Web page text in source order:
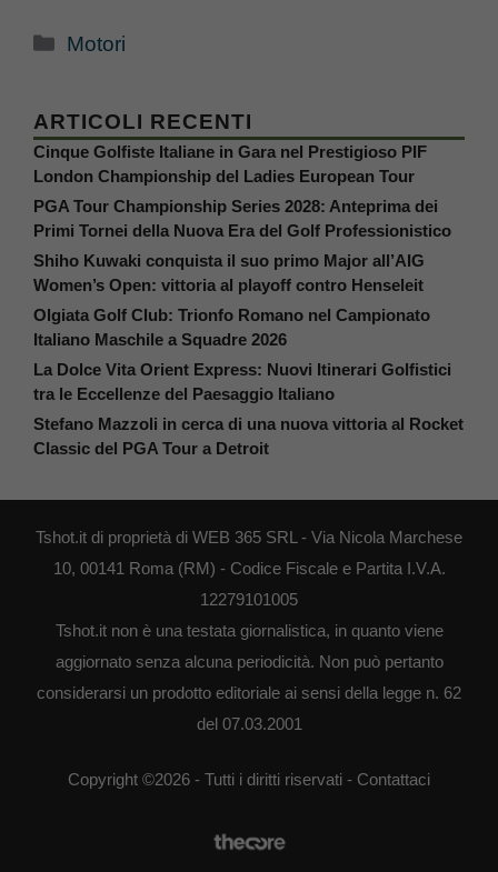
Categorie
Motori
ARTICOLI RECENTI
Cinque Golfiste Italiane in Gara nel Prestigioso PIF
London Championship del Ladies European Tour
PGA Tour Championship Series 2028: Anteprima dei
Primi Tornei della Nuova Era del Golf Professionistico
Shiho Kuwaki conquista il suo primo Major all’AIG
Women’s Open: vittoria al playoff contro Henseleit
Olgiata Golf Club: Trionfo Romano nel Campionato
Italiano Maschile a Squadre 2026
La Dolce Vita Orient Express: Nuovi Itinerari Golfistici
tra le Eccellenze del Paesaggio Italiano
Stefano Mazzoli in cerca di una nuova vittoria al Rocket
Classic del PGA Tour a Detroit
Tshot.it di proprietà di WEB 365 SRL - Via Nicola Marchese
10, 00141 Roma (RM) - Codice Fiscale e Partita I.V.A.
12279101005
Tshot.it non è una testata giornalistica, in quanto viene
aggiornato senza alcuna periodicità. Non può pertanto
considerarsi un prodotto editoriale ai sensi della legge n. 62
del 07.03.2001
Copyright ©2026 - Tutti i diritti riservati - Contattaci